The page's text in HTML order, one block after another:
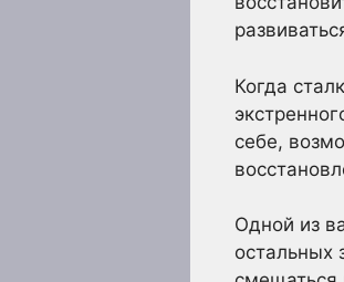
Когда
себе,
Одной из
остальных